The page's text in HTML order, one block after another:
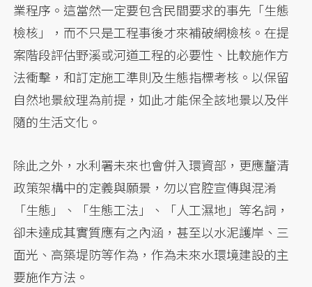
業程序。這當然一定要包含民間要求的事先「生態
檢核」，而不只是工程事後才來補破網檢核。在提
案階段評估野溪或河道工程的必要性、比較施作方
法衝擊，和訂定施工準則及生態指標考核。以保留
自然地景紋理為前提，如此才能保全該地景以及伴
隨的生活文化。
除此之外，水利署未來也會併入環資部，更應釐清
政策架構中的定義與願景，勿以官腔宣傳與混淆
「生態」、「生態工法」、「人工濕地」等名詞，
卻未達成其實質應有之內涵，甚至以水泥護岸、三
面光、高築堤防等作為，作為未來水環境建設的主
要施作方法。